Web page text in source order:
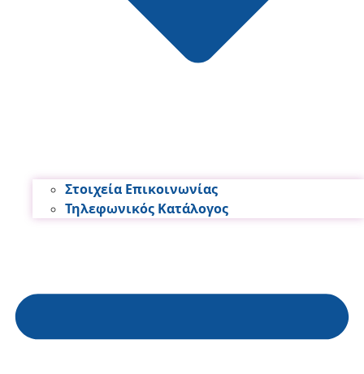
Στοιχεία Επικοινωνίας
Τηλεφωνικός Κατάλογος